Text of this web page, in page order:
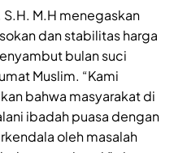
S.H. M.H menegaskan
dan stabilitas harga
bulan suci
Muslim. “Kami
bahwa masyarakat di
ibadah puasa dengan
oleh masalah